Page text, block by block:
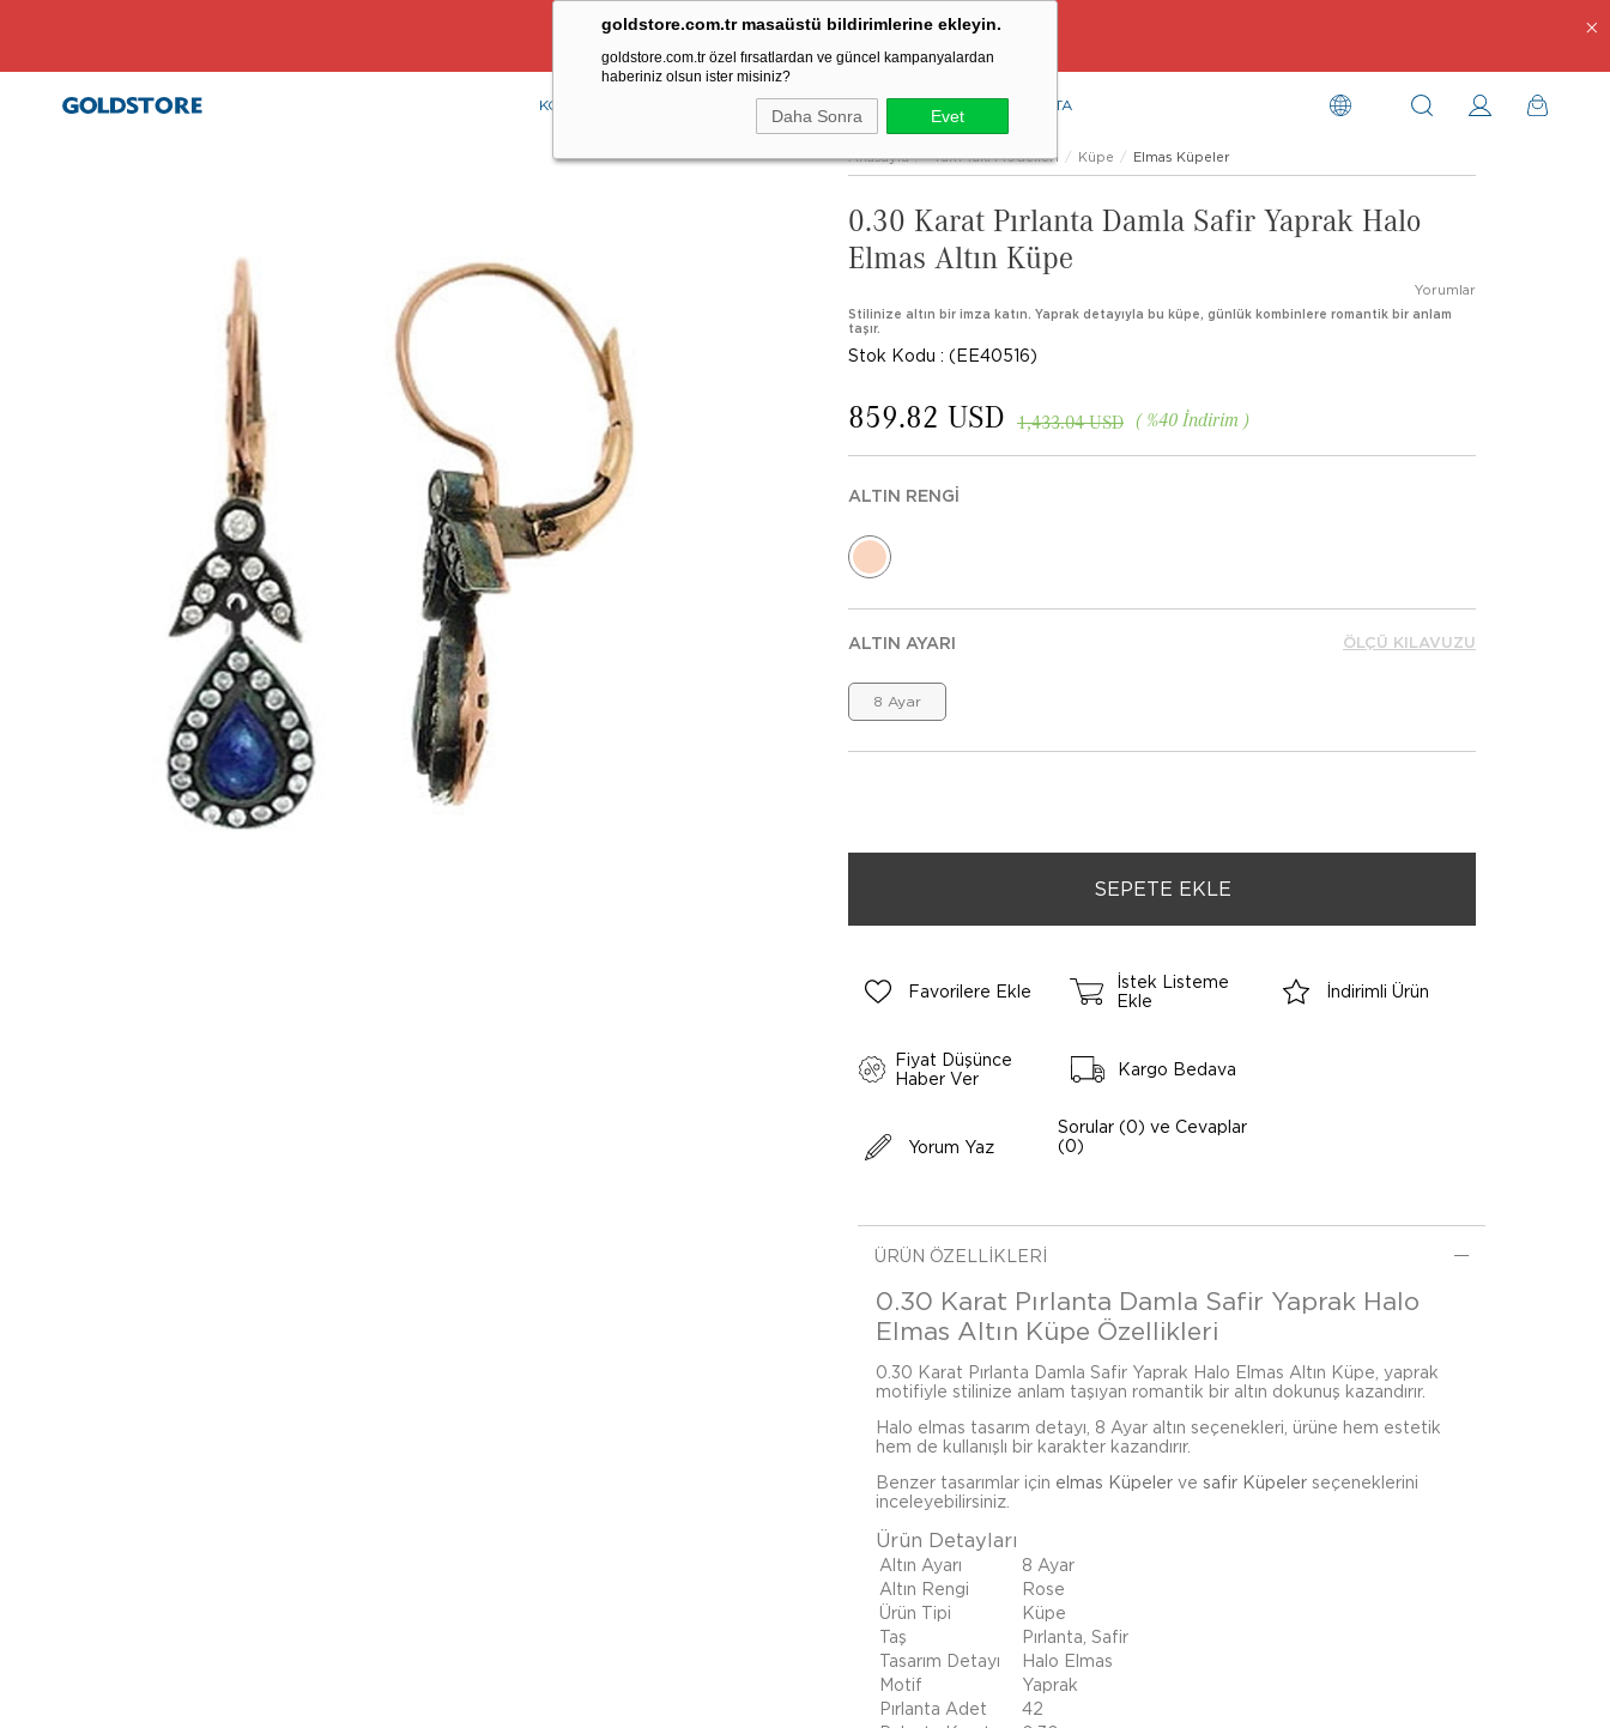
goldstore.com.tr masaüstü bildirimlerine ekleyin.
goldstore.com.tr özel fırsatlardan ve güncel kampanyalardan
haberiniz olsun ister misiniz?
Daha Sonra Evet
Ücretsiz Aynı Gün Kargo Fırsatı
KOLYE BİLEKLİK RENKLİ TAŞLAR PIRLANTA
Anasayfa Tüm Takı Modelleri Küpe Elmas Küpeler
0.30 Karat Pırlanta Damla Safir Yaprak Halo
Elmas Altın Küpe
Yorumlar
Stilinize altın bir imza katın. Yaprak detayıyla bu küpe, günlük kombinlere romantik bir anlam
taşır.
Stok Kodu (EE40516)
%40 İndirim
1,433.04 USD
859.82 USD
ALTIN RENGI
ALTIN AYARI
8 Ayar
ÖLÇÜ KILAVUZU
Favorilere Ekle
İstek Listeme
Ekle
İndirimli Ürün
Fiyat Düşünce
Haber Ver
Kargo Bedava
Yorum Yaz
Sorular (0) ve Cevaplar
(0)
ÜRÜN ÖZELLIKLERI
0.30 Karat Pırlanta Damla Safir Yaprak Halo
Elmas Altın Küpe Özellikleri
0.30 Karat Pırlanta Damla Safir Yaprak Halo Elmas Altın Küpe, yaprak
motifiyle stilinize anlam taşıyan romantik bir altın dokunuş kazandırır.
Halo elmas tasarım detayı, 8 Ayar altın seçenekleri, ürüne hem estetik
hem de kullanışlı bir karakter kazandırır.
Benzer tasarımlar için elmas Küpeler ve safir Küpeler seçeneklerini
inceleyebilirsiniz.
Ürün Detayları
Altın Ayarı
8 Ayar
Altın Rengi
Rose
Ürün Tipi
Küpe
Taş
Pırlanta, Safir
Tasarım Detayı
Halo Elmas
Motif
Yaprak
Pırlanta Adet
42